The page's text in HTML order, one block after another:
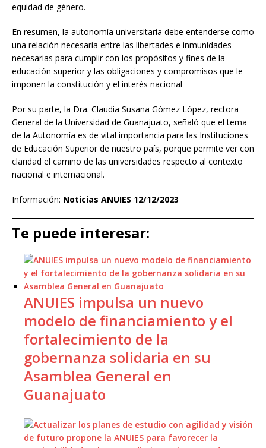
equidad de género.
En resumen, la autonomía universitaria debe entenderse como
una relación necesaria entre las libertades e inmunidades
necesarias para cumplir con los propósitos y fines de la
educación superior y las obligaciones y compromisos que le
imponen la constitución y el interés nacional
Por su parte, la Dra. Claudia Susana Gómez López, rectora
General de la Universidad de Guanajuato, señaló que el tema
de la Autonomía es de vital importancia para las Instituciones
de Educación Superior de nuestro país, porque permite ver con
claridad el camino de las universidades respecto al contexto
nacional e internacional.
Información: Noticias ANUIES 12/12/2023
Te puede interesar:
ANUIES impulsa un nuevo
modelo de financiamiento y el
fortalecimiento de la
gobernanza solidaria en su
Asamblea General en
Guanajuato